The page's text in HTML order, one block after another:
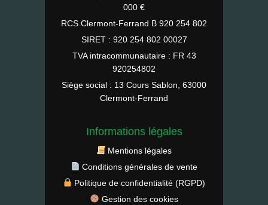
000 €
RCS Clermont-Ferrand B 920 254 802
SIRET : 920 254 802 00027
TVA intracommunautaire : FR 43
920254802
Siège social : 13 Cours Sablon, 63000
Clermont-Ferrand
Informations légales
Mentions légales
Conditions générales de vente
Politique de confidentialité (RGPD)
Gestion des cookies